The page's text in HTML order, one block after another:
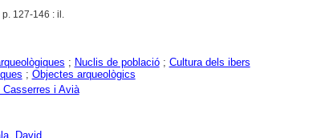
127-146 : il.
; Nuclis de població; Cultura dels ibers
; Objectes arqueològics
i Avià
David